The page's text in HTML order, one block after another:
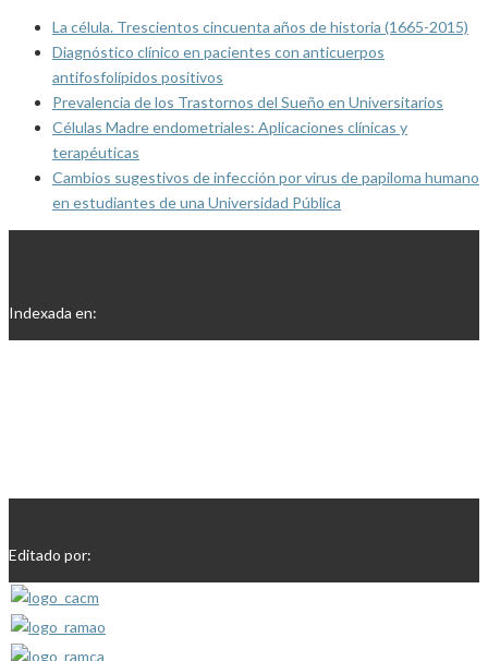
La célula. Trescientos cincuenta años de historia (1665-2015)
Diagnóstico clínico en pacientes con anticuerpos
antifosfolípidos positivos
Prevalencia de los Trastornos del Sueño en Universitarios
Células Madre endometriales: Aplicaciones clínicas y
terapéuticas
Cambios sugestivos de infección por virus de papiloma humano
en estudiantes de una Universidad Pública
Indexada en:
Editado por: